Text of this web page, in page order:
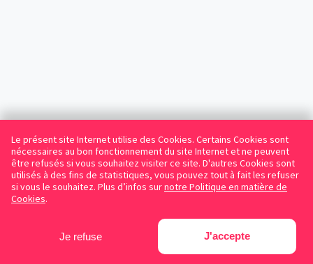
Le présent site Internet utilise des Cookies. Certains Cookies sont
nécessaires au bon fonctionnement du site Internet et ne peuvent
être refusés si vous souhaitez visiter ce site. D'autres Cookies sont
utilisés à des fins de statistiques, vous pouvez tout à fait les refuser
si vous le souhaitez. Plus d’infos surnotre Politique en matière de
Cookies.
Je refuse J'accepte